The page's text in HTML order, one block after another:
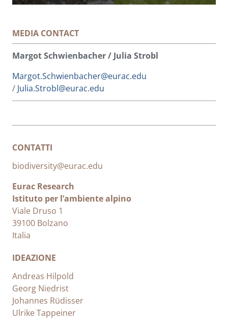
MEDIA CONTACT
Margot Schwienbacher / Julia Strobl
Margot.Schwienbacher@eurac.edu
/ Julia.Strobl@eurac.edu
CONTATTI
biodiversity@eurac.edu
Eurac Research
Istituto per l’ambiente alpino
Viale Druso 1
39100 Bolzano
Italia
IDEAZIONE
Andreas Hilpold
Georg Niedrist
Johannes Rüdisser
Ulrike Tappeiner